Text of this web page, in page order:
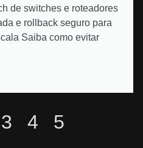
de switches e roteadores
e rollback seguro para
Saiba como evitar
3 4 5